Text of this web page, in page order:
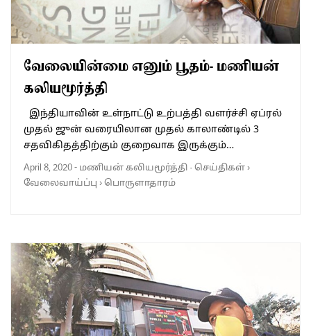
வேலையின்மை எனும் பூதம்- மணியன்
கலியமூர்த்தி
இந்தியாவின் உள்நாட்டு உற்பத்தி வளர்ச்சி ஏப்ரல்
முதல் ஜுன் வரையிலான முதல் காலாண்டில் 3
சதவிகிதத்திற்கும் குறைவாக இருக்கும்…
April 8, 2020- மணியன் கலியமூர்த்தி · செய்திகள்›
வேலைவாய்ப்பு ›பொருளாதாரம்